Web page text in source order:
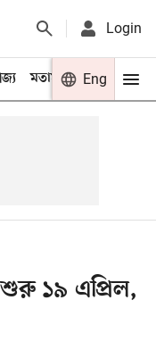
Login
মতামত খেলা
Eng
শুরু ১৯ এপ্রিল,